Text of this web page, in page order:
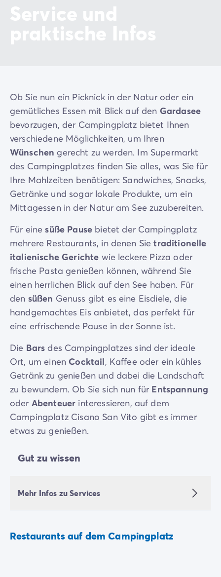
Ob Sie nun ein Picknick in der Natur oder ein
gemütliches Essen mit Blick auf den Gardasee
bevorzugen, der Campingplatz bietet Ihnen
verschiedene Möglichkeiten, um Ihren
Wünschen gerecht zu werden. Im Supermarkt
des Campingplatzes finden Sie alles, was Sie für
Ihre Mahlzeiten benötigen: Sandwiches, Snacks,
Getränke und sogar lokale Produkte, um ein
Mittagessen in der Natur am See zuzubereiten.
Für einesüße Pause bietet der Campingplatz
mehrere Restaurants, in denen Sietraditionelle
italienische Gerichte wie leckere Pizza oder
frische Pasta genießen können, während Sie
einen herrlichen Blick auf den See haben. Für
den süßen Genuss gibt es eine Eisdiele, die
handgemachtes Eis anbietet, das perfekt für
eine erfrischende Pause in der Sonne ist.
Die Bars des Campingplatzes sind der ideale
Ort, um einen Cocktail, Kaffee oder ein kühles
Getränk zu genießen und dabei die Landschaft
zu bewundern. Ob Sie sich nun für Entspannung
oder Abenteuer interessieren, auf dem
Campingplatz Cisano San Vito gibt es immer
etwas zu genießen.
Gut zu wissen
Mehr Infos zu Services
Restaurants auf dem Campingplatz